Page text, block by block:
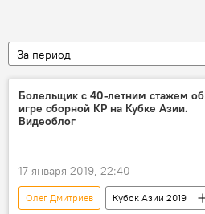
За период
Болельщик с 40-летним стажем об
игре сборной КР на Кубке Азии.
Видеоблог
17 января 2019, 22:40
Олег Дмитриев
Кубок Азии 2019